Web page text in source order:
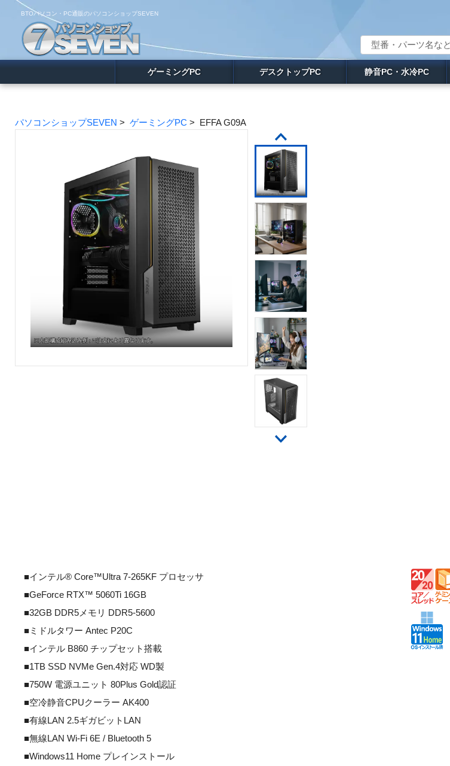
BTOパソコン・PC通販のパソコンショップSEVEN
ゲーミングPC デスクトップPC 静音PC・水冷PC
パソコンショップSEVEN > ゲーミングPC > EFFA G09A
■インテル® Core™Ultra 7-265KF プロセッサ
■GeForce RTX™ 5060Ti 16GB
■32GB DDR5メモリ DDR5-5600
■ミドルタワー Antec P20C
■インテル B860 チップセット搭載
■1TB SSD NVMe Gen.4対応 WD製
■750W 電源ユニット 80Plus Gold認証
■空冷静音CPUクーラー AK400
■有線LAN 2.5ギガビットLAN
■無線LAN Wi-Fi 6E / Bluetooth 5
■Windows11 Home プレインストール